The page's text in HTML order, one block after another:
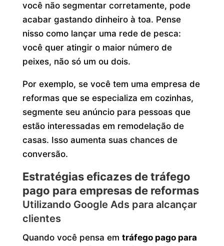
você não segmentar corretamente, pode
acabar gastando dinheiro à toa. Pense
nisso como lançar uma rede de pesca:
você quer atingir o maior número de
peixes, não só um ou dois.
Por exemplo, se você tem uma empresa de
reformas que se especializa em cozinhas,
segmente seu anúncio para pessoas que
estão interessadas em remodelação de
casas. Isso aumenta suas chances de
conversão.
Estratégias eficazes de tráfego
pago para empresas de reformas
Utilizando Google Ads para alcançar
clientes
Quando você pensa em tráfego pago para